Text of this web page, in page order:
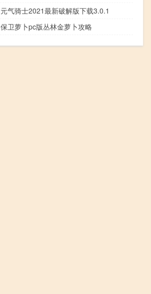
元气骑士2021最新破解版下载3.0.1
保卫萝卜pc版丛林金萝卜攻略